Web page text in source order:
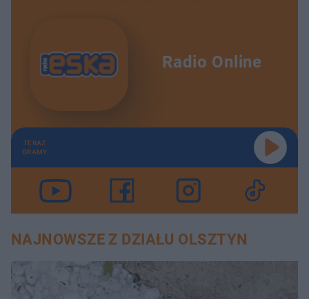
Radio Online
TERAZ
GRAMY
NAJNOWSZE Z DZIAŁU OLSZTYN